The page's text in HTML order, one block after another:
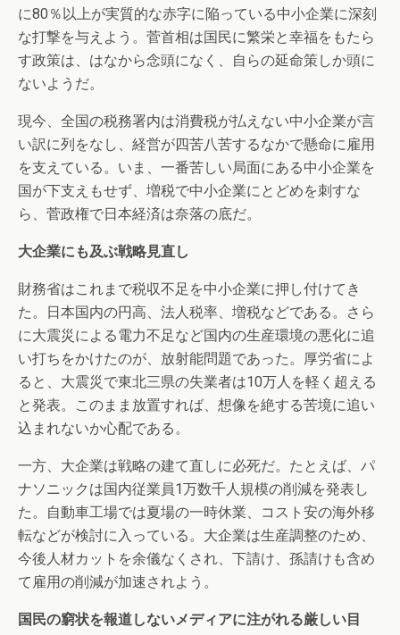
に80％以上が実質的な赤字に陥っている中小企業に深刻
な打撃を与えよう。菅首相は国民に繁栄と幸福をもたら
す政策は、はなから念頭になく、自らの延命策しか頭に
ないようだ。
現今、全国の税務署内は消費税が払えない中小企業が言
い訳に列をなし、経営が四苦八苦するなかで懸命に雇用
を支えている。いま、一番苦しい局面にある中小企業を
国が下支えもせず、増税で中小企業にとどめを刺すな
ら、菅政権で日本経済は奈落の底だ。
大企業にも及ぶ戦略見直し
財務省はこれまで税収不足を中小企業に押し付けてき
た。日本国内の円高、法人税率、増税などである。さら
に大震災による電力不足など国内の生産環境の悪化に追
い打ちをかけたのが、放射能問題であった。厚労省によ
ると、大震災で東北三県の失業者は10万人を軽く超える
と発表。このまま放置すれば、想像を絶する苦境に追い
込まれないか心配である。
一方、大企業は戦略の建て直しに必死だ。たとえば、パ
ナソニックは国内従業員1万数千人規模の削減を発表し
た。自動車工場では夏場の一時休業、コスト安の海外移
転などが検討に入っている。大企業は生産調整のため、
今後人材カットを余儀なくされ、下請け、孫請けも含め
て雇用の削減が加速されよう。
国民の窮状を報道しないメディアに注がれる厳しい目